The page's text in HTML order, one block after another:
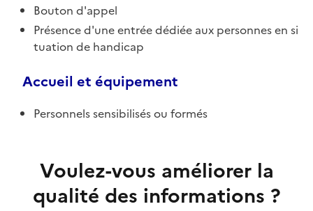
Bouton d'appel
Présence d'une entrée dédiée aux personnes en si
tuation de handicap
Accueil et équipement
Personnels sensibilisés ou formés
Voulez-vous améliorer la
qualité des informations ?